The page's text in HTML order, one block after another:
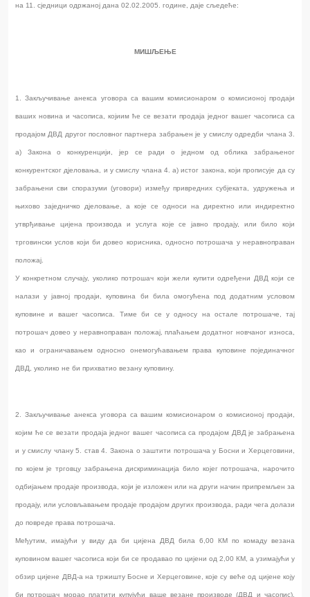
на 11. сједници одржаној дана 02.02.2005. године, даје сљедеће:
МИШЉЕЊЕ
1. Закључивање анекса уговора са вашим комисионаром о комисионој продаји
ваших новина и часописа, којиим ће се везати продаја једног вашег часописа са
продајом ДВД другог пословног партнера забрањен је у смислу одредби члана 3.
а) Закона о конкуренцији, јер се ради о једном од облика забрањеног
конкурентског дјеловања, и у смислу члана 4. а) истог закона, који прописује да су
забрањени сви споразуми (уговори) између привредних субјеката, удружења и
њихово заједничко дјеловање, а које се односи на директно или индиректно
утврђивање цијена производа и услуга које се јавно продају, или било који
трговински услов који би довео корисника, односно потрошача у неравноправан
положај.
У конкретном случају, уколико потрошач који жели купити одређени ДВД који се
налази у јавној продаји, куповина би била омогућена под додатним условом
куповине и вашег часописа. Тиме би се у односу на остале потрошаче, тај
потрошач довео у неравноправан положај, плаћањем додатног новчаног износа,
као и ограничавањем односно онемогућавањем права куповине појединачног
ДВД, уколико не би прихватио везану куповину.
2. Закључивање анекса уговора са вашим комисионаром о комисионој продаји,
којим ће се везати продаја једног вашег часописа са продајом ДВД је забрањена
и у смислу члану 5. став 4. Закона о заштити потрошача у Босни и Херцеговини,
по којем је трговцу забрањена дискриминација било којег потрошача, нарочито
одбијањем продаје производа, који је изложен или на други начин припремљен за
продају, или условљавањем продаје продајом других производа, ради чега долази
до повреде права потрошача.
Међутим, имајући у виду да би цијена ДВД била 6,00 КМ по комаду везана
куповином вашег часописа који би се продавао по цијени од 2,00 КМ, а узимајући у
обзир цијене ДВД-а на тржишту Босне и Херцеговине, које су веће од цијене коју
би потрошач морао платити купујући ваше везане производе (ДВД и часопис),